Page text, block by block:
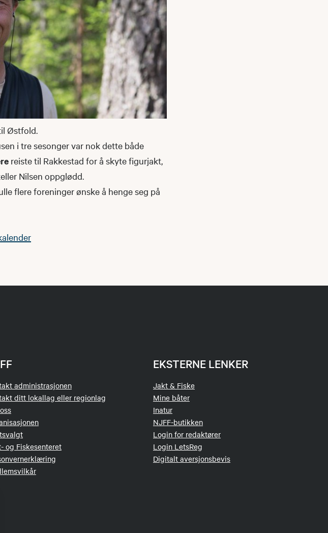
Østfold.
i tre sesonger var nok dette både
reiste til Rakkestad for å skyte figurjakt,
Nilsen oppglødd.
flere foreninger ønske å henge seg på
administrasjonen
ditt lokallag eller regionlag
og Fiskesenteret
EKSTERNE LENKER
Jakt & Fiske
Mine båter
Inatur
NJFF-butikken
Login for redaktører
Login LetsReg
Digitalt aversjonsbevis